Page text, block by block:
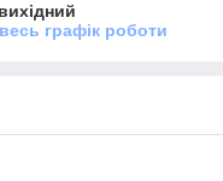
графік роботи